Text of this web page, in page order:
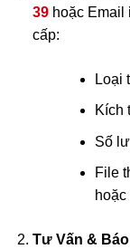
39hoặc Email
cấp:
Loại
Kích
Số
File
Tư Vấn & Báo